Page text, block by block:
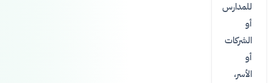
للمدارس
أو
الشركات
أو
الأسر،